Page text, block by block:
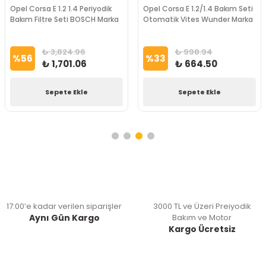
Opel Corsa E 1.2 1.4 Periyodik
Bakım Filtre Seti BOSCH Marka
%56 ₺ 3,824.96
₺ 1,701.06
Sepete Ekle
Opel Corsa E 1.2/1.4 Bakım Seti
Otomatik Vites Wunder Marka
%33 ₺ 998.94
₺ 664.50
Sepete Ekle
17:00’e kadar verilen siparişler
Aynı Gün Kargo
3000 TL ve Üzeri Preiyodik
Bakım ve Motor
Kargo Ücretsiz